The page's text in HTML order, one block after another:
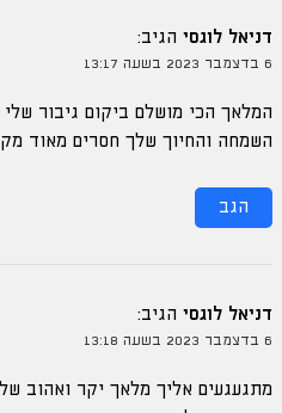
דניאל לוגסי הגיב:
6 בדצמבר 2023 בשעה 13:17
המלאך הכי מושלם ביקום גיבור
השמחה והחיוך שלך חסרים מאוד
הגב
דניאל לוגסי הגיב:
6 בדצמבר 2023 בשעה 13:18
מתגעגעים אליך מלאך יקר ואהוב